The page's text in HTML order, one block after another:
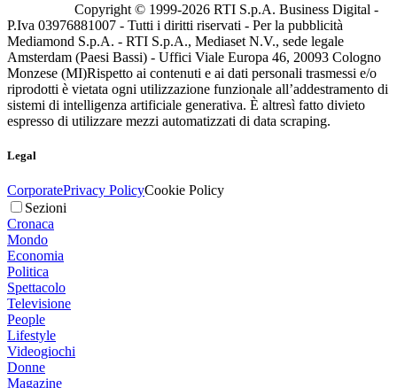
Copyright © 1999-2026 RTI S.p.A. Business Digital -
P.Iva 03976881007 - Tutti i diritti riservati - Per la pubblicità
Mediamond S.p.A. - RTI S.p.A., Mediaset N.V., sede legale
Amsterdam (Paesi Bassi) - Uffici Viale Europa 46, 20093 Cologno
Monzese (MI)Rispetto ai contenuti e ai dati personali trasmessi e/o
riprodotti è vietata ogni utilizzazione funzionale all’addestramento di
sistemi di intelligenza artificiale generativa. È altresì fatto divieto
espresso di utilizzare mezzi automatizzati di data scraping.
Legal
CorporatePrivacy PolicyCookie Policy
Sezioni
Cronaca
Mondo
Economia
Politica
Spettacolo
Televisione
People
Lifestyle
Videogiochi
Donne
Magazine